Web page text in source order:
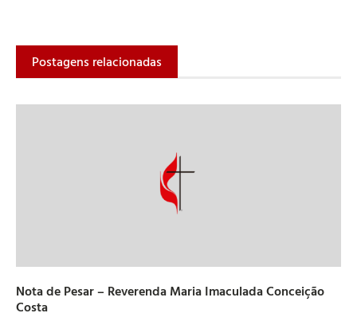
Postagens relacionadas
Nota de Pesar – Reverenda Maria Imaculada Conceição
Costa